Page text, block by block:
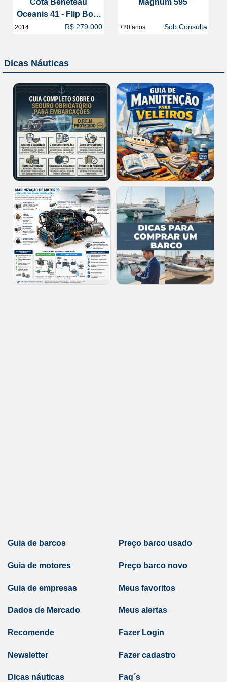
Cota Beneteau
Oceanis 41 - Flip Boat
Club
2014 R$ 279.000
Magnum 595
+20 anos Sob Consulta
Dicas Náuticas
Guia de barcos
Guia de motores
Guia de empresas
Dados de Mercado
Preço barco usado
Preço barco novo
Meus favoritos
Meus alertas
Recomende
Newsletter
Dicas náuticas
Fazer Login
Fazer cadastro
Faq´s